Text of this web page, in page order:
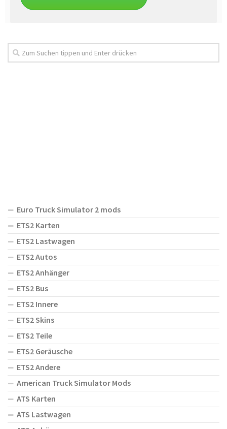
Euro Truck Simulator 2 mods
ETS2 Karten
ETS2 Lastwagen
ETS2 Autos
ETS2 Anhänger
ETS2 Bus
ETS2 Innere
ETS2 Skins
ETS2 Teile
ETS2 Geräusche
ETS2 Andere
American Truck Simulator Mods
ATS Karten
ATS Lastwagen